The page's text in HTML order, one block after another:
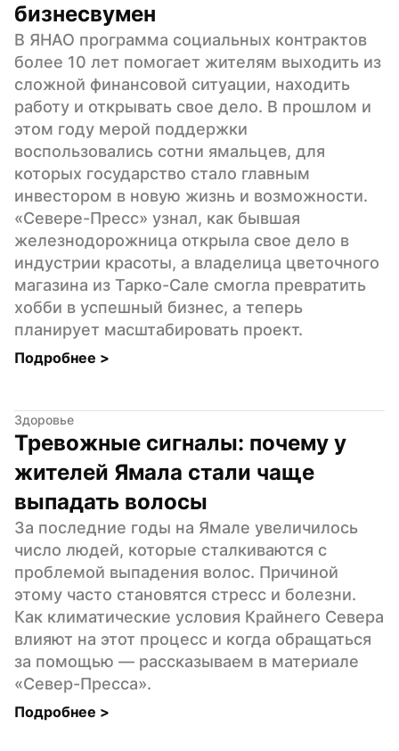
бизнесвумен
В ЯНАО программа социальных контрактов
более 10 лет помогает жителям выходить из
сложной финансовой ситуации, находить
работу и открывать свое дело. В прошлом и
этом году мерой поддержки
воспользовались сотни ямальцев, для
которых государство стало главным
инвестором в новую жизнь и возможности.
«Севере-Пресс» узнал, как бывшая
железнодорожница открыла свое дело в
индустрии красоты, а владелица цветочного
магазина из Тарко-Сале смогла превратить
хобби в успешный бизнес, а теперь
планирует масштабировать проект.
Подробнее >
Здоровье
Тревожные сигналы: почему у
жителей Ямала стали чаще
выпадать волосы
За последние годы на Ямале увеличилось
число людей, которые сталкиваются с
проблемой выпадения волос. Причиной
этому часто становятся стресс и болезни.
Как климатические условия Крайнего Севера
влияют на этот процесс и когда обращаться
за помощью — рассказываем в материале
«Север-Пресса».
Подробнее >